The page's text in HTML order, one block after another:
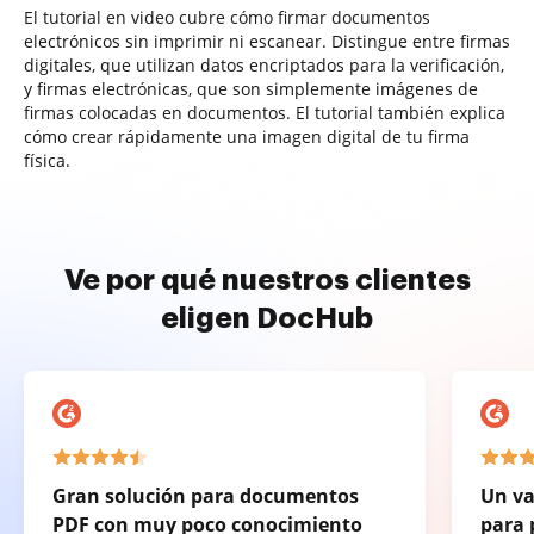
El tutorial en video cubre cómo firmar documentos
electrónicos sin imprimir ni escanear. Distingue entre firmas
digitales, que utilizan datos encriptados para la verificación,
y firmas electrónicas, que son simplemente imágenes de
firmas colocadas en documentos. El tutorial también explica
cómo crear rápidamente una imagen digital de tu firma
física.
Ve por qué nuestros clientes
eligen DocHub
Gran solución para documentos
PDF con muy poco conocimiento
Un
para